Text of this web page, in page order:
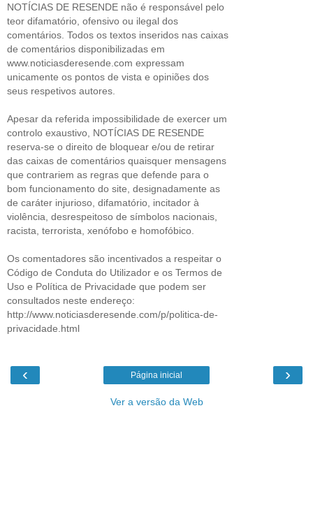
NOTÍCIAS DE RESENDE não é responsável pelo
teor difamatório, ofensivo ou ilegal dos
comentários. Todos os textos inseridos nas caixas
de comentários disponibilizadas em
www.noticiasderesende.com expressam
unicamente os pontos de vista e opiniões dos
seus respetivos autores.
Apesar da referida impossibilidade de exercer um
controlo exaustivo, NOTÍCIAS DE RESENDE
reserva-se o direito de bloquear e/ou de retirar
das caixas de comentários quaisquer mensagens
que contrariem as regras que defende para o
bom funcionamento do site, designadamente as
de caráter injurioso, difamatório, incitador à
violência, desrespeitoso de símbolos nacionais,
racista, terrorista, xenófobo e homofóbico.
Os comentadores são incentivados a respeitar o
Código de Conduta do Utilizador e os Termos de
Uso e Política de Privacidade que podem ser
consultados neste endereço:
http://www.noticiasderesende.com/p/politica-de-
privacidade.html
‹ ›
Página inicial
Ver a versão da Web